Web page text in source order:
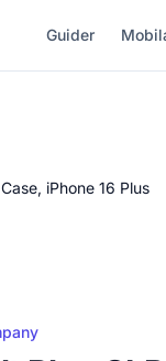
Guider
iPhone 16 Plus